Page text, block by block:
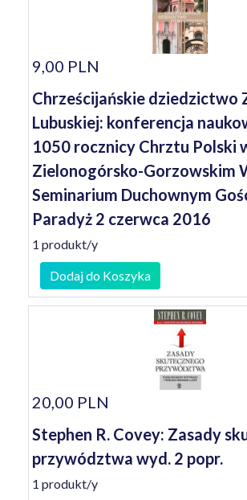
9,00 PLN
Chrześcijańskie dziedzictwo
Lubuskiej: konferencja
1050 rocznicy Chrztu Polski
Zielonogórsko-Gorzowskim
Seminarium Duchownym
Paradyż 2 czerwca 2016
1 produkt/y
Dodaj do Koszyka
20,00 PLN
Stephen R. Covey: Zasady
przywództwa wyd. 2 popr.
1 produkt/y